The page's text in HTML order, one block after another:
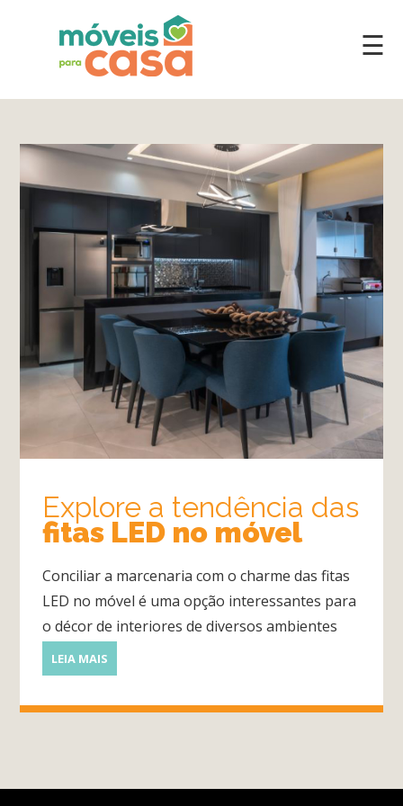
Móveis
por
Ambiente
Lavanderia
Quarto
dentro
Móvel
Novidades
Móveis
Contato
☰
Explore a tendência das
fitas LED no móvel
Conciliar a marcenaria com o charme das fitas
LED no móvel é uma opção interessantes para
o décor de interiores de diversos ambientes
LEIA MAIS